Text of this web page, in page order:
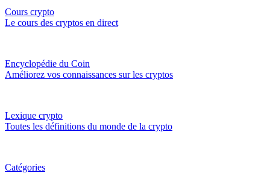
Cours crypto
Le cours des cryptos en direct
Encyclopédie du Coin
Améliorez vos connaissances sur les cryptos
Lexique crypto
Toutes les définitions du monde de la crypto
Catégories